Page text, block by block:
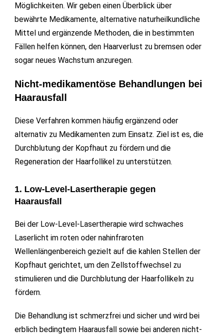
Möglichkeiten. Wir geben einen Überblick über
bewährte Medikamente, alternative naturheilkundliche
Mittel und ergänzende Methoden, die in bestimmten
Fällen helfen können, den Haarverlust zu bremsen oder
sogar neues Wachstum anzuregen.
Nicht-medikamentöse Behandlungen bei
Haarausfall
Diese Verfahren kommen häufig ergänzend oder
alternativ zu Medikamenten zum Einsatz. Ziel ist es, die
Durchblutung der Kopfhaut zu fördern und die
Regeneration der Haarfollikel zu unterstützen.
1. Low-Level-Lasertherapie gegen
Haarausfall
Bei der Low-Level-Lasertherapie wird schwaches
Laserlicht im roten oder nahinfraroten
Wellenlängenbereich gezielt auf die kahlen Stellen der
Kopfhaut gerichtet, um den Zellstoffwechsel zu
stimulieren und die Durchblutung der Haarfollikeln zu
fördern.
Die Behandlung ist schmerzfrei und sicher und wird bei
erblich bedingtem Haarausfall sowie bei anderen nicht-